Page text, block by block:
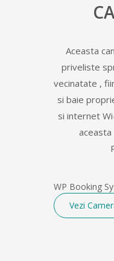
Aceasta
priveliste
vecinatate ,
si baie
si internet
WP Booking
Vezi